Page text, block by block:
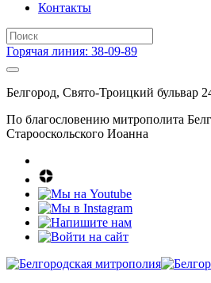
Контакты
Горячая линия: 38-09-89
Белгород, Свято-Троицкий бульвар
По благословению митрополита
Старооскольского Иоанна